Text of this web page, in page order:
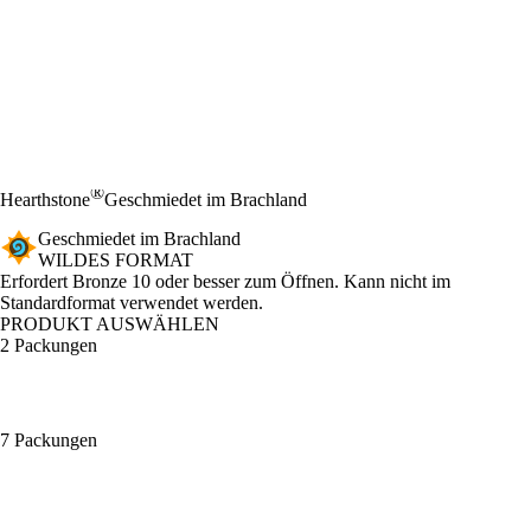
Hearthstone®Geschmiedet im Brachland
Geschmiedet im Brachland
WILDES FORMAT
Product Notification
Erfordert Bronze 10 oder besser zum Öffnen. Kann nicht im
Standardformat verwendet werden.
PRODUKT AUSWÄHLEN
2 Packungen
7 Packungen